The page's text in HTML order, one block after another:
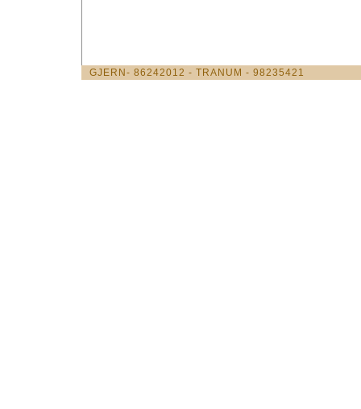
GJERN- 86242012 - TRANUM - 98235421